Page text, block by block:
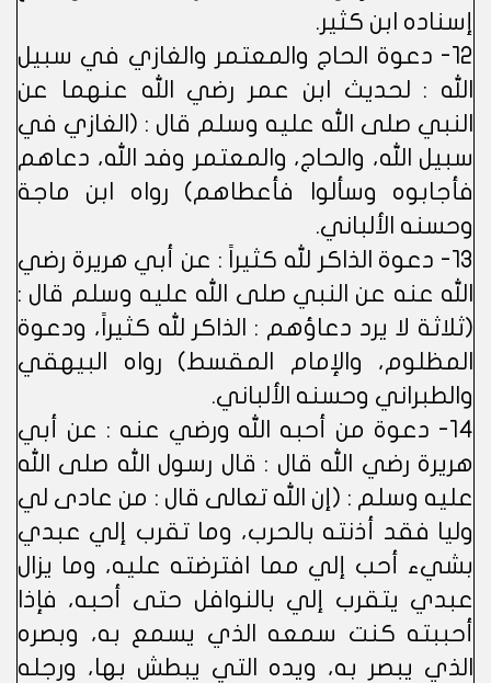
إسناده ابن كثير.
12- دعوة الحاج والمعتمر والغازي في سبيل
الله : لحديث ابن عمر رضي الله عنهما عن
النبي صلى الله عليه وسلم قال : (الغازي في
سبيل الله، والحاج، والمعتمر وفد الله، دعاهم
فأجابوه وسألوا فأعطاهم) رواه ابن ماجة
وحسنه الألباني.
13- دعوة الذاكر لله كثيراً : عن أبي هريرة رضي
الله عنه عن النبي صلى الله عليه وسلم قال :
(ثلاثة لا يرد دعاؤهم : الذاكر لله كثيراً، ودعوة
المظلوم، والإمام المقسط) رواه البيهقي
والطبراني وحسنه الألباني.
14- دعوة من أحبه الله ورضي عنه : عن أبي
هريرة رضي الله قال : قال رسول الله صلى الله
عليه وسلم : (إن الله تعالى قال : من عادى لي
وليا فقد أذنته بالحرب، وما تقرب إلي عبدي
بشيء أحب إلي مما افترضته عليه، وما يزال
عبدي يتقرب إلي بالنوافل حتى أحبه، فإذا
أحببته كنت سمعه الذي يسمع به، وبصره
الذي يبصر به، ويده التي يبطش بها، ورجله